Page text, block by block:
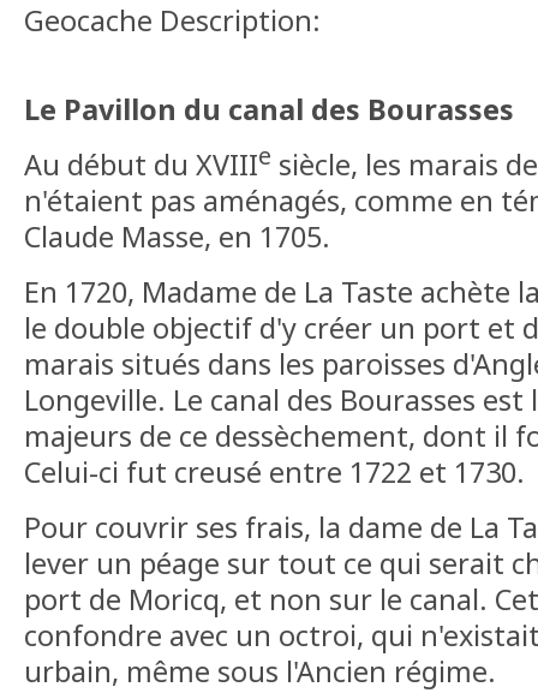
Geocache Description:
Le Pavillon du canal des Bourasses
Au début du XVIIIe siècle, les marais
n'étaient pas aménagés, comme en
Claude Masse, en 1705.
En 1720, Madame de La Taste achète
le double objectif d'y créer un port et
marais situés dans les paroisses
Longeville. Le canal des Bourasses
majeurs de ce dessèchement, dont il
Celui-ci fut creusé entre 1722 et 1730.
Pour couvrir ses frais, la dame de La
lever un péage sur tout ce qui serait
port de Moricq, et non sur le canal.
confondre avec un octroi, qui
urbain, même sous l'Ancien régime.